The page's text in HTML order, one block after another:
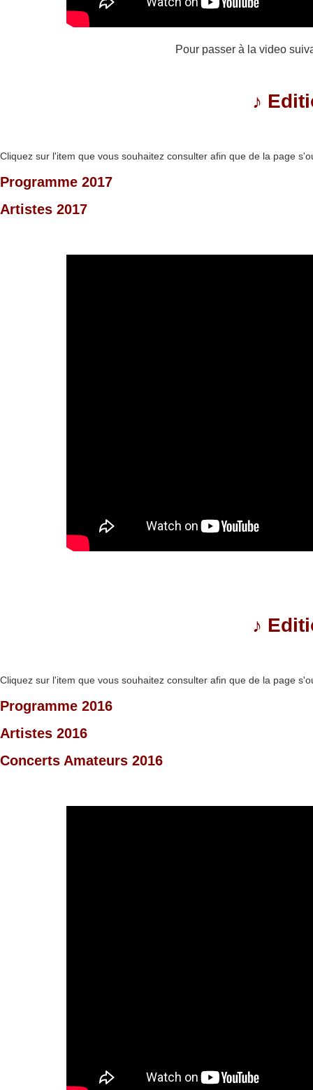
Pour passer à la video
♪
Cliquez sur l'item que vous souhaitez consulter afin que de la page
Programme 2017
Artistes 2017
♪
Cliquez sur l'item que vous souhaitez consulter afin que de la page
Programme 2016
Artistes 2016
Concerts Amateurs 2016